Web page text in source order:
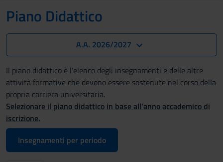
Piano Didattico
A.A. 2026/2027
Il piano didattico è l'elenco degli insegnamenti e delle altre
attività formative che devono essere sostenute nel corso della
propria carriera universitaria.
Selezionare il piano didattico in base all'anno accademico di
iscrizione.
Insegnamenti per periodo